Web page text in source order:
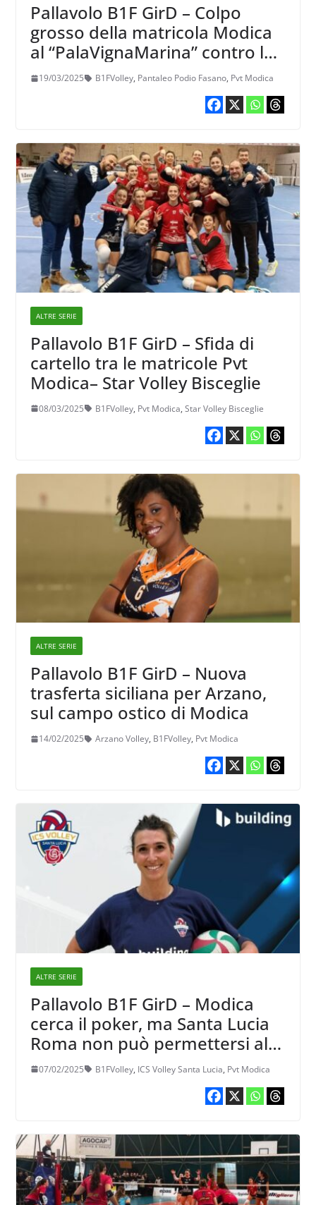
Pallavolo B1F GirD – Colpo
grosso della matricola Modica
al “PalaVignaMarina” contro la
supercapolista Fasano
19/03/2025 B1FVolley, Pantaleo Podio Fasano, Pvt Modica
ALTRE SERIE
Pallavolo B1F GirD – Sfida di
cartello tra le matricole Pvt
Modica– Star Volley Bisceglie
08/03/2025 B1FVolley, Pvt Modica, Star Volley Bisceglie
ALTRE SERIE
Pallavolo B1F GirD – Nuova
trasferta siciliana per Arzano,
sul campo ostico di Modica
14/02/2025 Arzano Volley, B1FVolley, Pvt Modica
ALTRE SERIE
Pallavolo B1F GirD – Modica
cerca il poker, ma Santa Lucia
Roma non può permettersi altri
passi falsi
07/02/2025 B1FVolley, ICS Volley Santa Lucia, Pvt Modica